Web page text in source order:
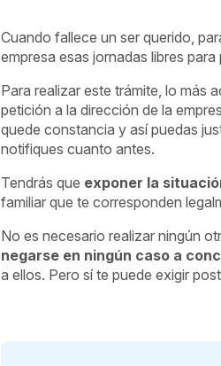
Cuando fallece un ser querido,
empresa esas jornadas libres
Para realizar este trámite, lo más
petición a la dirección de la
quede constancia y así puedas
notifiques cuanto antes.
Tendrás que exponer la
familiar que te corresponden
No es necesario realizar ningún
negarse en ningún caso a
a ellos. Pero sí te puede exigir